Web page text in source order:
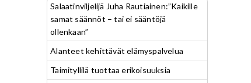
Salaatinviljelijä Juha Rautiainen:”Kaikille
samat säännöt – tai ei sääntöjä
ollenkaan”
Alanteet kehittävät elämyspalvelua
Taimityllilä tuottaa erikoisuuksia